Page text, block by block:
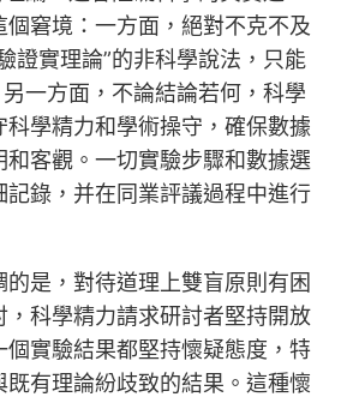
個窘境：一方面，絕對不克不及
證實理論”的非科學說法，只能
另一方面，不論結論若何，科學
科學精力和學術操守，確保數據
和客觀。一切實驗步驟和數據選
記錄，并在同業評議過程中進行
的是，對待道理上雙盲原則有困
，科學精力請求研討者堅持開放
個實驗結果都堅持懷疑態度，特
既有理論紛歧致的結果。這種懷